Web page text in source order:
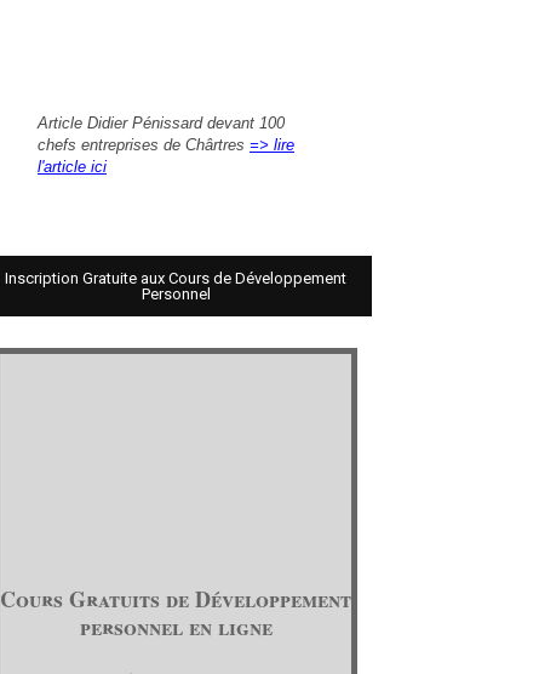
Article Didier Pénissard devant 100
chefs entreprises de Chârtres => lire
l'article ici
Inscription Gratuite aux Cours de Développement
Personnel
Cours Gratuits de Développement
personnel en ligne